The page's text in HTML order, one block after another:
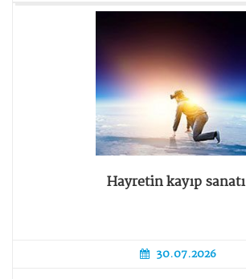
Hayretin kayıp sanatı
30.07.2026